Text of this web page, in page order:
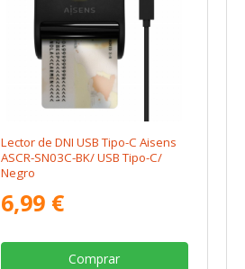
Lector de DNI USB Tipo-C Aisens
ASCR-SN03C-BK/ USB Tipo-C/
Negro
6,99 €
Comprar